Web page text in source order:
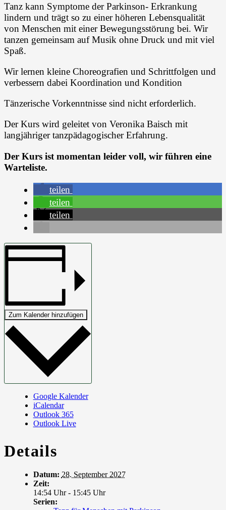
Tanz kann Symptome der Parkinson- Erkrankung
lindern und trägt so zu einer höheren Lebensqualität
von Menschen mit einer Bewegungsstörung bei. Wir
tanzen gemeinsam auf Musik ohne Druck und mit viel
Spaß.
Wir lernen kleine Choreografien und Schrittfolgen und
verbessern dabei Koordination und Kondition
Tänzerische Vorkenntnisse sind nicht erforderlich.
Der Kurs wird geleitet von Veronika Baisch mit
langjähriger tanzpädagogischer Erfahrung.
Der Kurs ist momentan leider voll, wir führen eine
Warteliste.
teilen
teilen
teilen
Zum Kalender hinzufügen
Google Kalender
iCalendar
Outlook 365
Outlook Live
Details
Datum: 28. September 2027
Zeit:
14:54 Uhr - 15:45 Uhr
Serien: